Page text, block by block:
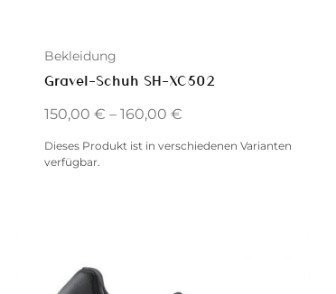
Bekleidung
Gravel-Schuh SH-XC502
150,00 € – 160,00 €
Dieses Produkt ist in verschiedenen Varianten
verfügbar.